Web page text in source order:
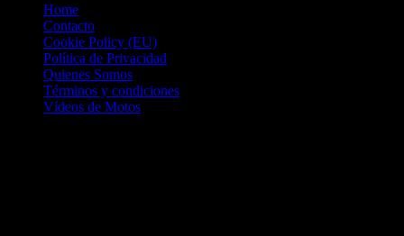
Home
Contacto
Cookie Policy (EU)
Política de Privacidad
Quienes Somos
Términos y condiciones
Vídeos de Motos